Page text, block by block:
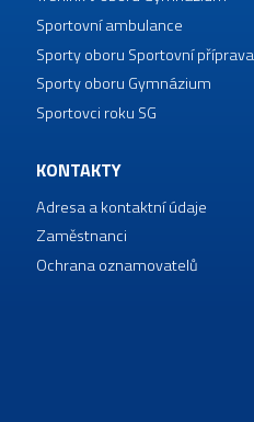
Sportovní ambulance
Sporty oboru Sportovní příprava
Sporty oboru Gymnázium
Sportovci roku SG
KONTAKTY
Adresa a kontaktní údaje
Zaměstnanci
Ochrana oznamovatelů